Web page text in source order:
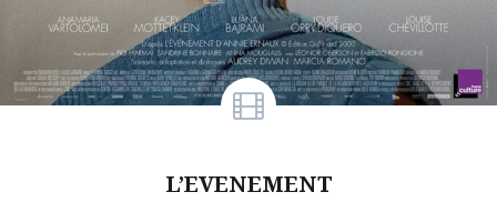
L’EVENEMENT